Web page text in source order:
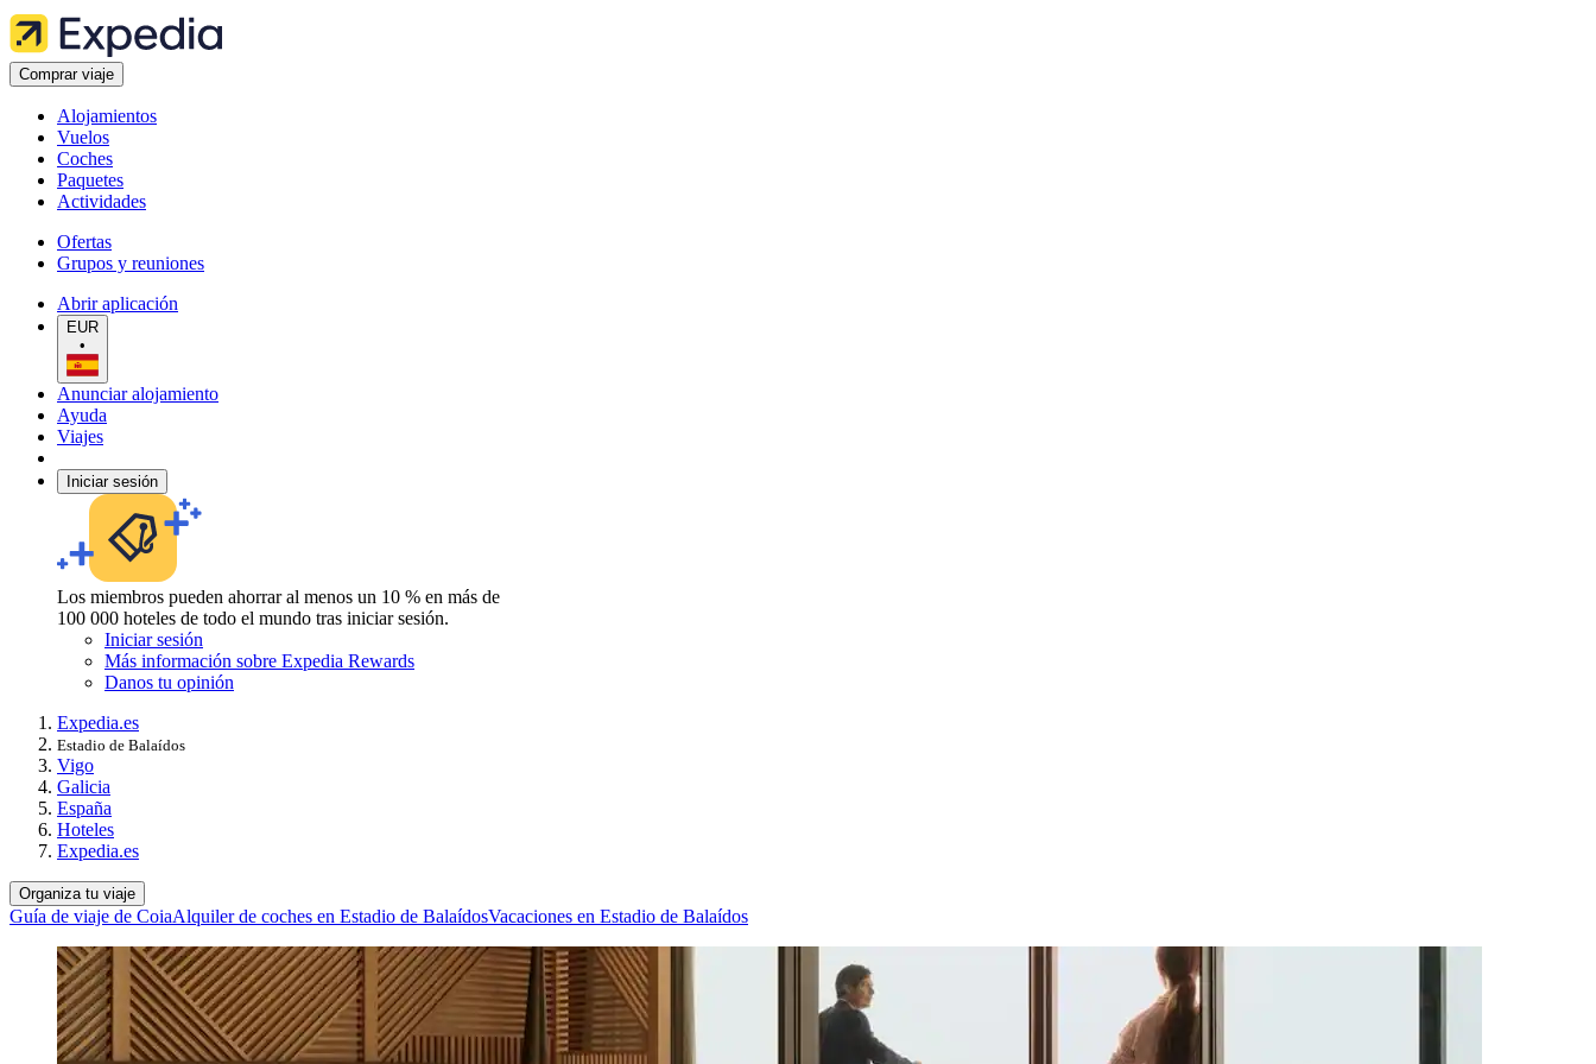
Comprar viaje
Alojamientos
Vuelos
Coches
Paquetes
Actividades
Ofertas
Grupos y reuniones
Abrir aplicación
EUR
•
Anunciar alojamiento
Ayuda
Viajes
Iniciar sesión
Los miembros pueden ahorrar al menos un 10 % en más de
100 000 hoteles de todo el mundo tras iniciar sesión.
Iniciar sesión
Más información sobre Expedia Rewards
Danos tu opinión
Expedia.es
Estadio de Balaídos
Vigo
Galicia
España
Hoteles
Expedia.es
Organiza tu viaje
Guía de viaje de CoiaAlquiler de coches en Estadio de BalaídosVacaciones en Estadio de Balaídos